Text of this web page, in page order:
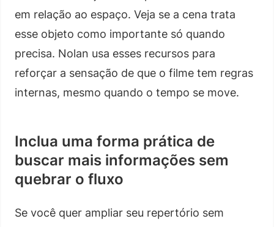
em relação ao espaço. Veja se a cena trata
esse objeto como importante só quando
precisa. Nolan usa esses recursos para
reforçar a sensação de que o filme tem regras
internas, mesmo quando o tempo se move.
Inclua uma forma prática de
buscar mais informações sem
quebrar o fluxo
Se você quer ampliar seu repertório sem